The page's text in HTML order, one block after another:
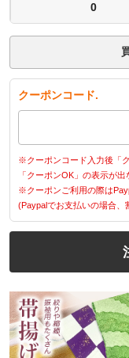
0
クーポンコード.
※クーポンコード入力後「
「クーポンOK」の表示が
※クーポンご利用の際は
(Paypalでお支払いの場合、